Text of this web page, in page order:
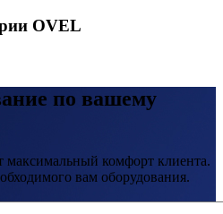
OVEL
по вашему
максимальный комфорт клиента.
вам оборудования.